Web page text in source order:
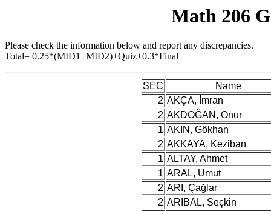
Math 206
Please check the information below and report any discrepancies.
Total= 0.25*(MID1+MID2)+Quiz+0.3*Final
SEC
Name
2 AKÇA, İmran
2 AKDOĞAN, Onur
1 AKIN, Gökhan
2 AKKAYA, Keziban
1 ALTAY, Ahmet
1 ARAL, Umut
2 ARI, Çağlar
2 ARIBAL, Seçkin